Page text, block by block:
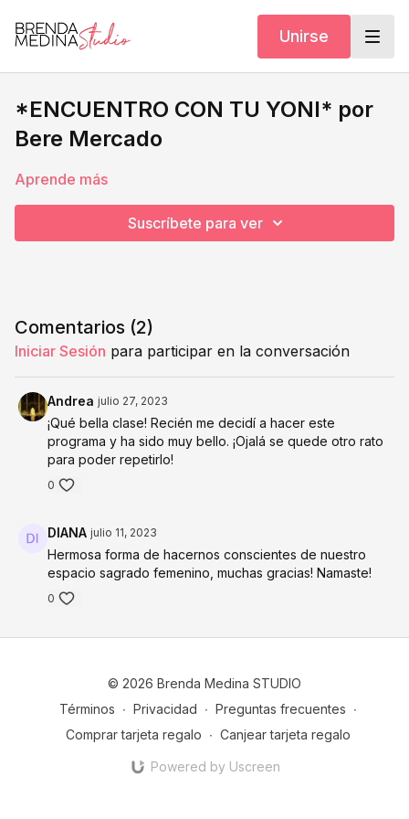
Unirse
*ENCUENTRO CON TU YONI* por
Bere Mercado
Aprende más
Suscríbete para ver
Comentarios (2)
Iniciar Sesión para participar en la conversación
Andrea julio 27, 2023
¡Qué bella clase! Recién me decidí a hacer este
programa y ha sido muy bello. ¡Ojalá se quede otro rato
para poder repetirlo!
0
DIANA julio 11, 2023
Hermosa forma de hacernos conscientes de nuestro
espacio sagrado femenino, muchas gracias! Namaste!
0
© 2026 Brenda Medina STUDIO
Términos ∙ Privacidad ∙ Preguntas frecuentes ∙
Comprar tarjeta regalo ∙ Canjear tarjeta regalo
Powered by Uscreen